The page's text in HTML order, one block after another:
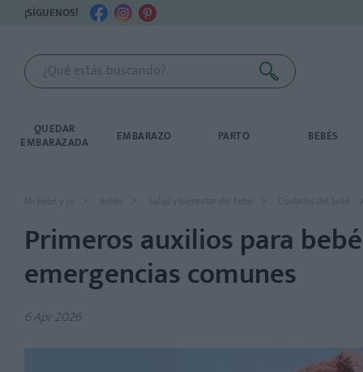
¡SÍGUENOS!
QUEDAR
EMBARAZADA EMBARAZO PARTO BEBÉS
Mi bebé y yo Bebés Salud y bienestar del bebé
Primeros auxilios para
emergencias comunes
6 Apr 2026